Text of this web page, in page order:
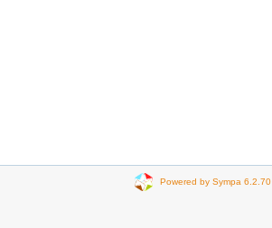
Powered by Sympa 6.2.70